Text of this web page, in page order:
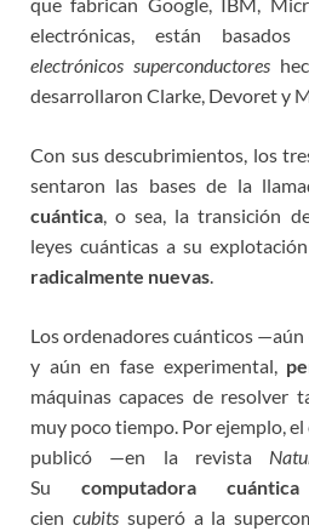
electrónicas, están
electrónicos superconductores
desarrollaron Clarke, Devoret y
Con sus descubrimientos, los
sentaron las bases de la
cuántica , o sea, la transición
leyes cuánticas a su
radicalmente nuevas
Los ordenadores cuánticos
y aún en fase experimental,
máquinas capaces de resolver
muy poco tiempo. Por ejemplo,
publicó —en la revista
Sucomputadora
cien cubitssuperó a la